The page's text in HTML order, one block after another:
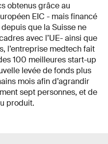
obtenus grâce au
EIC - mais financé
que la Suisse ne
avec l’UE- ainsi que
l’entreprise medtech fait
100 meilleures start-up
levée de fonds plus
mois afin d’agrandir
sept personnes, et de
produit.